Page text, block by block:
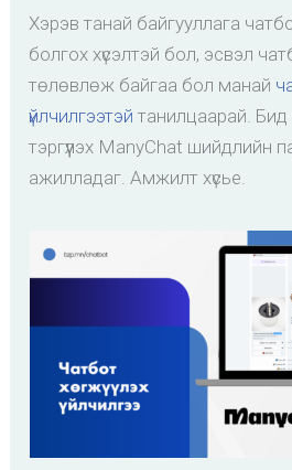
Хэрэв танай байгууллага
болгох хүсэлтэй бол, эсвэл
төлөвлөж байгаа бол манай
үйлчилгээтэй танилцаарай.
тэргүүлэх ManyChat шийдлийн
ажилладаг. Амжилт хүсье.